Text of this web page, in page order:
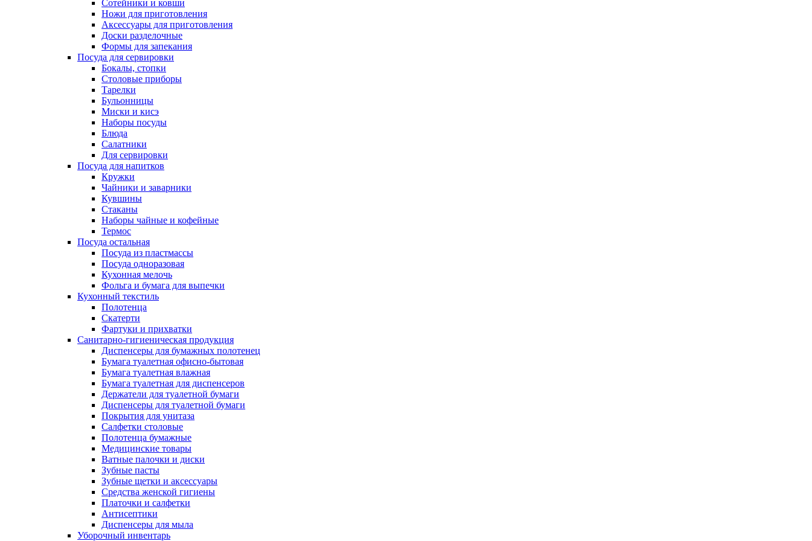
Сотейники и ковши
Ножи для приготовления
Аксессуары для приготовления
Доски разделочные
Формы для запекания
Посуда для сервировки
Бокалы, стопки
Столовые приборы
Тарелки
Бульонницы
Миски и кисэ
Наборы посуды
Блюда
Салатники
Для сервировки
Посуда для напитков
Кружки
Чайники и заварники
Кувшины
Стаканы
Наборы чайные и кофейные
Термос
Посуда остальная
Посуда из пластмассы
Посуда одноразовая
Кухонная мелочь
Фольга и бумага для выпечки
Кухонный текстиль
Полотенца
Скатерти
Фартуки и прихватки
Санитарно-гигиеническая продукция
Диспенсеры для бумажных полотенец
Бумага туалетная офисно-бытовая
Бумага туалетная влажная
Бумага туалетная для диспенсеров
Держатели для туалетной бумаги
Диспенсеры для туалетной бумаги
Покрытия для унитаза
Салфетки столовые
Полотенца бумажные
Медицинские товары
Ватные палочки и диски
Зубные пасты
Зубные щетки и аксессуары
Средства женской гигиены
Платочки и салфетки
Антисептики
Диспенсеры для мыла
Уборочный инвентарь